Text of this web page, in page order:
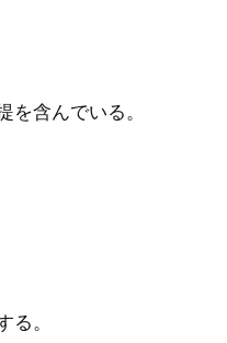
を含んでいる。
る。